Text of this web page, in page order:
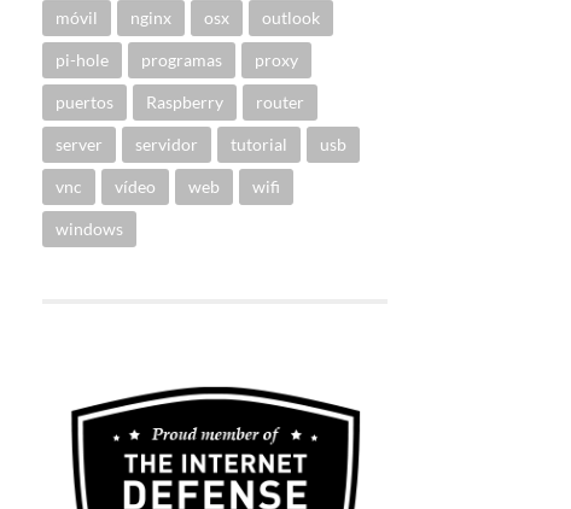
móvil nginx osx outlook
pi-hole programas proxy
puertos Raspberry router
server servidor tutorial usb
vnc vídeo web wifi
windows